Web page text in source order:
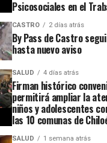
Psicosociales en el
CASTRO 2 días atrás
By Pass de Castro
hasta nuevo aviso
SALUD 4 días atrás
Firman histórico
permitirá ampliar la
niños y adolescentes
las 10 comunas de
SALUD 1 semana atrás